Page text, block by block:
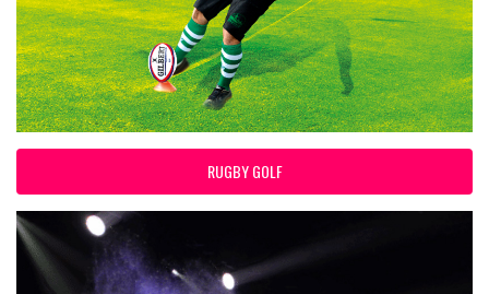
RUGBY GOLF